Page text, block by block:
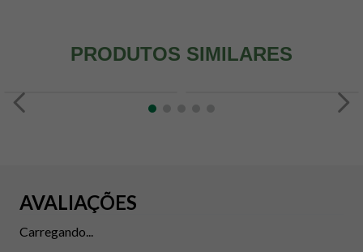
PRODUTOS SIMILARES
AVALIAÇÕES
Carregando...